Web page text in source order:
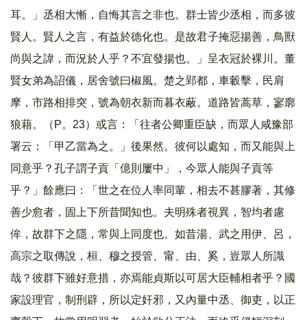
耳。」丞相大慚，自悔其言之非也。群士皆少丞相，而多彼
賢人。賢人之言，有益於德化也。是故君子掩惡揚善，鳥獸
尚與之諱，而況於人乎？不宜發揚也。」呈衣冠於裸川。董
賢女弟為詔儀，居舍號曰椒風。楚之郢都，車轂擊，民肩
摩，市路相排突，號為朝衣新而暮衣蔽。道路皆蒿草，寥廓
狼藉。（P。23）或言：「往者公卿重臣缺，而眾人咸豫部
署云：「甲乙當為之。」後果然。彼何以處知，而又能與上
同意乎？孔子謂子貢「億則屢中」，今眾人能與子貢等
乎？」餘應曰：「世之在位人率同輩，相去不甚膠著，其修
善少愈者，固上下所昔聞知也。夫明殊者視異，智均者慮
侔，故群下之隱，常與上同度也。如昔湯、武之用伊、呂，
高宗之取傳說，桓、穆之授管、甯、由、奚，豈眾人所識
哉？彼群下雖好意措，亦焉能貞斯以可居大臣輔相者乎？國
家設理官，制刑辟，所以定奸邪，又內量中丞、御吏，以正